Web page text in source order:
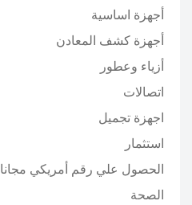
أجهزة اساسية
أجهزة كشف المعادن
أزياء وعطور
اتصالات
اجهزة تجميل
استثمار
الحصول علي رقم أمريكي مجانا
الصحة